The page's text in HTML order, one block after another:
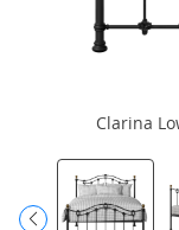
Clarina